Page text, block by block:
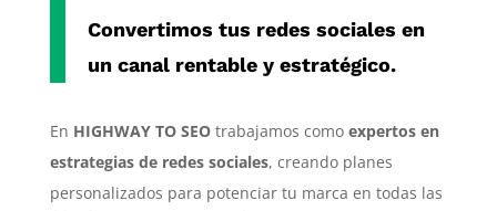
Convertimos tus redes sociales en
un canal rentable y estratégico.
En HIGHWAY TO SEOtrabajamos como expertos en
estrategias de redes sociales, creando planes
personalizados para potenciar tu marca en todas las